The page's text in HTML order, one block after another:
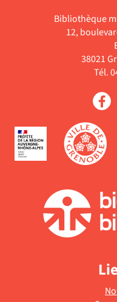
Bibliothèque
12,
38021
Tél.